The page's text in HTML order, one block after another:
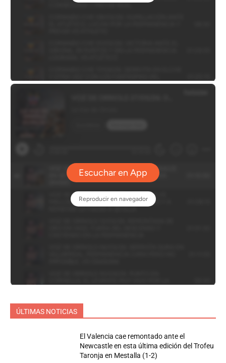
ÚLTIMAS NOTICIAS
El Valencia cae remontado ante el
Newcastle en esta última edición del Trofeu
Taronja en Mestalla (1-2)